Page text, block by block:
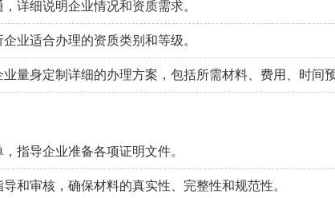
详细说明企业情况和资质需求。
业适合办理的资质类别和等级。
量身定制详细的办理方案，包括所需材料、费用、时间
指导企业准备各项证明文件。
和审核，确保材料的真实性、完整性和规范性。